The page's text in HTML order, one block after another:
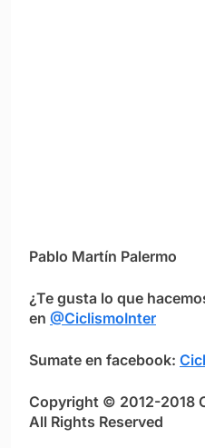
Pablo Martín Palermo
¿Te gusta lo que
en @CiclismoInter
Sumate en facebook:
Copyright © 2012-2018
All Rights Reserved